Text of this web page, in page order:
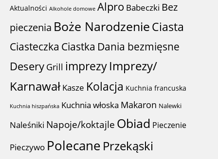
Aktualności Alkohole domowe Alpro Babeczki Bez
pieczenia Boże NarodzenieCiasta
Ciasteczka Ciastka Dania bezmięsne
Desery Grill imprezyImprezy/
Karnawał Kasze Kolacja Kuchnia francuska
Kuchnia hiszpańska Kuchnia włoska Makaron Nalewki
Naleśniki Napoje/koktajle Obiad Pieczenie
Pieczywo Polecane Przekąski